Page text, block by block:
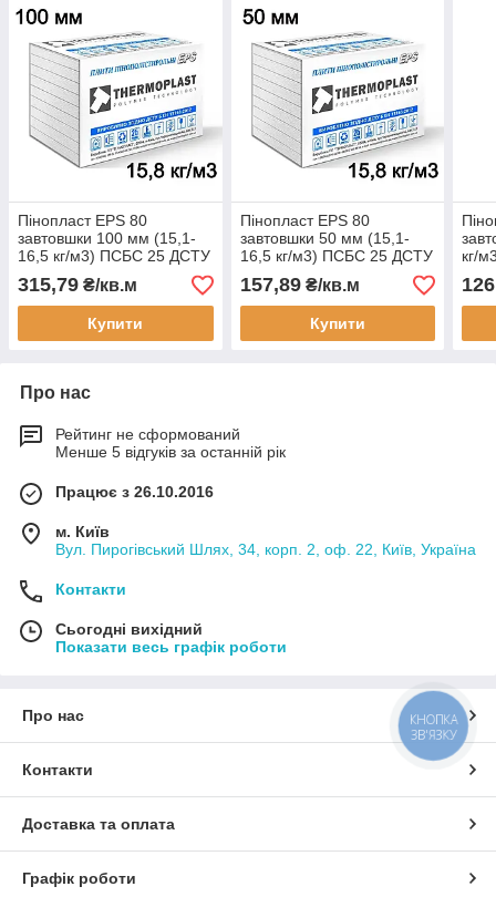
Пінопласт EPS 80
завтовшки 100 мм (15,1-
16,5 кг/м3) ПСБС 25 ДСТУ
для утеплення
штукатурного фасаду
315,79 ₴/кв.м
Купити
Пінопласт EPS 80
завтовшки 50 мм (15,1-
16,5 кг/м3) ПСБС 25 ДСТУ
для утеплення
штукатурного фасаду
157,89₴/кв.м
Купити
кг/
Про нас
Рейтинг не сформований
Менше 5 відгуків за останній рік
Працює з 26.10.2016
м. Київ
Вул. Пирогівський Шлях, 34, корп. 2, оф. 22, Київ, Україна
Контакти
Сьогодні вихідний
Показати весь графік роботи
Про нас
Контакти
Доставка та оплата
Графік роботи
КНОПКА
ЗВ'ЯЗКУ